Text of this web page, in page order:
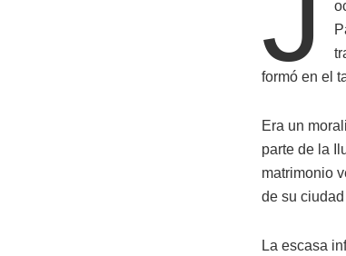
formó en el
Era un
parte de la
matrimonio
de su
La escasa